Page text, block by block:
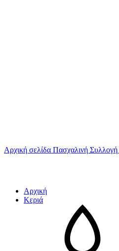
Αρχική
Κεριά
Αρχική σελίδα Πασχαλινή Συλλογή